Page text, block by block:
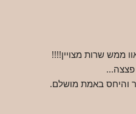
ממש שרות מצויין!!!!
פצצה...
והיחס באמת מושלם.